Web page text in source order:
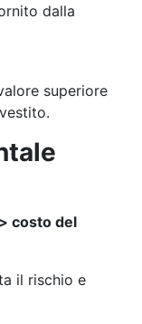
dalla
superiore
costo del
il rischio e